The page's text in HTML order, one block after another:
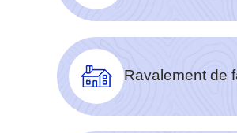
Ravalement de